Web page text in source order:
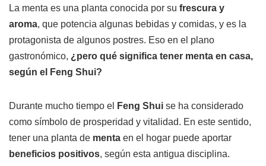
La menta es una planta conocida por su frescura y
aroma, que potencia algunas bebidas y comidas, y es la
protagonista de algunos postres. Eso en el plano
gastronómico, ¿pero qué significa tener menta en casa,
según el Feng Shui?
Durante mucho tiempo el Feng Shui se ha considerado
como símbolo de prosperidad y vitalidad. En este sentido,
tener una planta de menta en el hogar puede aportar
beneficios positivos, según esta antigua disciplina.